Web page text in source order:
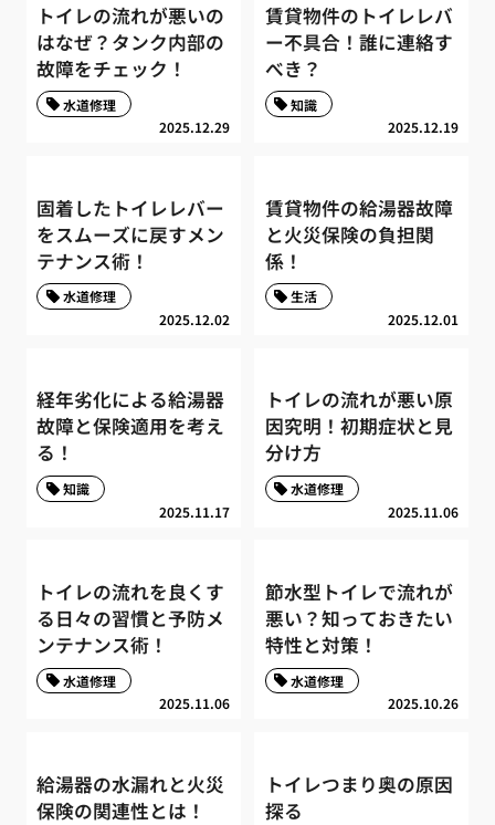
トイレの流れが悪いの
はなぜ？タンク内部の
故障をチェック！
2025.12.29
水道修理
賃貸物件のトイレレバ
ー不具合！誰に連絡す
べき？
2025.12.19
知識
固着したトイレレバー
をスムーズに戻すメン
テナンス術！
2025.12.02
水道修理
賃貸物件の給湯器故障
と火災保険の負担関
係！
2025.12.01
生活
経年劣化による給湯器
故障と保険適用を考え
る！
2025.11.17
知識
トイレの流れが悪い原
因究明！初期症状と見
分け方
2025.11.06
水道修理
トイレの流れを良くす
る日々の習慣と予防メ
ンテナンス術！
2025.11.06
水道修理
節水型トイレで流れが
悪い？知っておきたい
特性と対策！
2025.10.26
水道修理
給湯器の水漏れと火災
保険の関連性とは！
トイレつまり奥の原因
探る